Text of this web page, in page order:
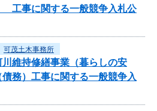
工事に関する一般競争入札公
可茂土木事務所
維持修繕事業（暮らしの安
務）工事に関する一般競争入